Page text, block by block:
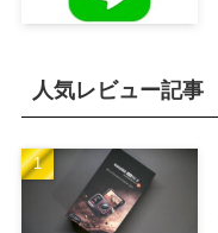
人気レビュー記事